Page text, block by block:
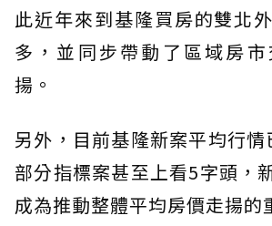
此近年來到基隆買房的雙北
多，並同步帶動了區域房
揚。
另外，目前基隆新案平均行情
部分指標案甚至上看5字頭，
成為推動整體平均房價走揚的